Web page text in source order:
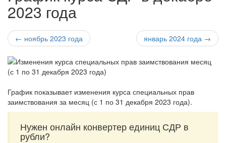
2023 года
← ноябрь 2023 года январь 2024 года →
График показывает изменения курса специальных прав
заимствования за месяц (с 1 по 31 декабря 2023 года).
Нужен онлайн конвертер единиц СДР в
рубли?